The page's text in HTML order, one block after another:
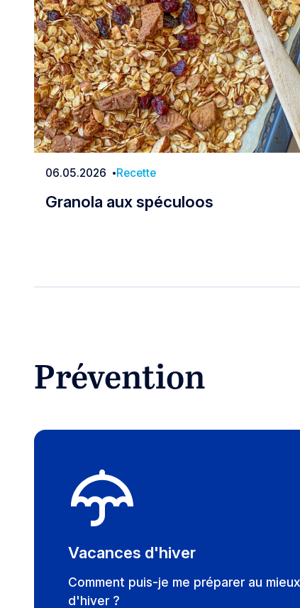
Date
06.05.2026 Recette
Granola aux spéculoos
Prévention
Vacances d'hiver
Comment puis-je me préparer au
d'hiver ?